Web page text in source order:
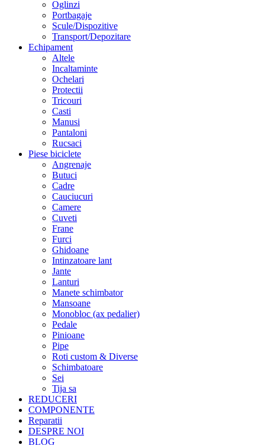
Oglinzi
Portbagaje
Scule/Dispozitive
Transport/Depozitare
Echipament
Altele
Incaltaminte
Ochelari
Protectii
Tricouri
Casti
Manusi
Pantaloni
Rucsaci
Piese biciclete
Angrenaje
Butuci
Cadre
Cauciucuri
Camere
Cuveti
Frane
Furci
Ghidoane
Intinzatoare lant
Jante
Lanturi
Manete schimbator
Mansoane
Monobloc (ax pedalier)
Pedale
Pinioane
Pipe
Roti custom & Diverse
Schimbatoare
Sei
Tija sa
REDUCERI
COMPONENTE
Reparatii
DESPRE NOI
BLOG